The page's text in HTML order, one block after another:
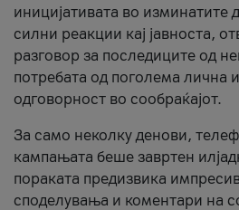
иницијативата во изминатите
силни реакции кај јавноста,
разговор за последиците од
потребата од поголема лична
одговорност во сообраќајот.
За само неколку денови,
кампањата беше завртен
пораката предизвика
споделувања и коментари на